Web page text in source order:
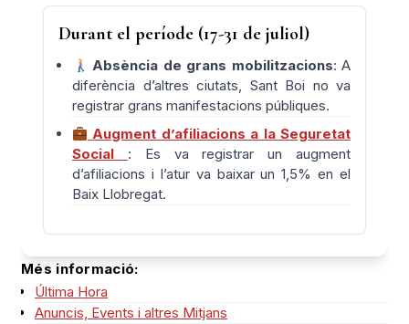
Durant el període (17-31 de juliol)
Absència de grans mobilitzacions: A
diferència d’altres ciutats, Sant Boi no va
registrar grans manifestacions públiques.
Augment d’afiliacions a la Seguretat
Social
: Es va registrar un augment
d’afiliacions i l’atur va baixar un 1,5% en el
Baix Llobregat.
Més informació:
Última Hora
Anuncis, Events i altres Mitjans